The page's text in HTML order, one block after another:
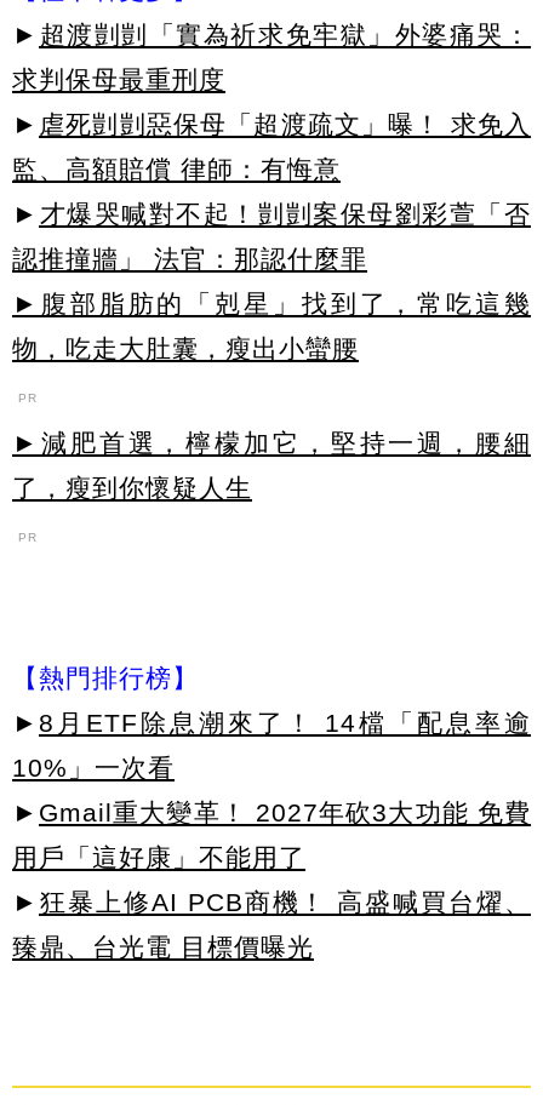
► 超渡剴剴「實為祈求免牢獄」外婆痛哭：
求判保母最重刑度
► 虐死剴剴惡保母「超渡疏文」曝！ 求免入
監、高額賠償 律師：有悔意
► 才爆哭喊對不起！剴剴案保母劉彩萱「否
認推撞牆」 法官：那認什麼罪
►腹部脂肪的「剋星」找到了，常吃這幾
物，吃走大肚囊，瘦出小蠻腰
PR
►減肥首選，檸檬加它，堅持一週，腰細
了，瘦到你懷疑人生
PR
【熱門排行榜】
► 8月ETF除息潮來了！ 14檔「配息率逾
10%」一次看
► Gmail重大變革！ 2027年砍3大功能 免費
用戶「這好康」不能用了
► 狂暴上修AI PCB商機！ 高盛喊買台燿、
臻鼎、台光電 目標價曝光